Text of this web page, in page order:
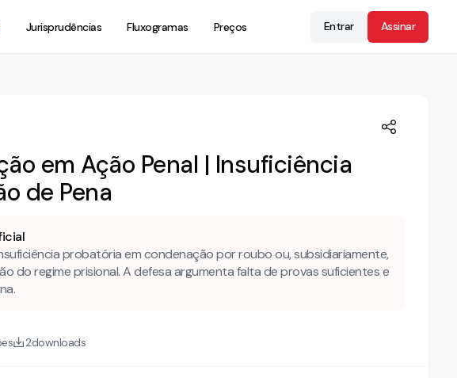
Jurisprudências Fluxogramas Preços Entrar Assinar
em Ação Penal | Insuficiência
de Pena
probatória em condenação por roubo ou, subsidiariamente,
do regime prisional. A defesa argumenta falta de provas suficientes e
2downloads